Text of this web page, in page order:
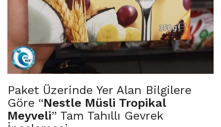
Paket Üzerinde Yer Alan Bilgilere
Göre “Nestle Müsli Tropikal
Meyveli” Tam Tahıllı Gevrek